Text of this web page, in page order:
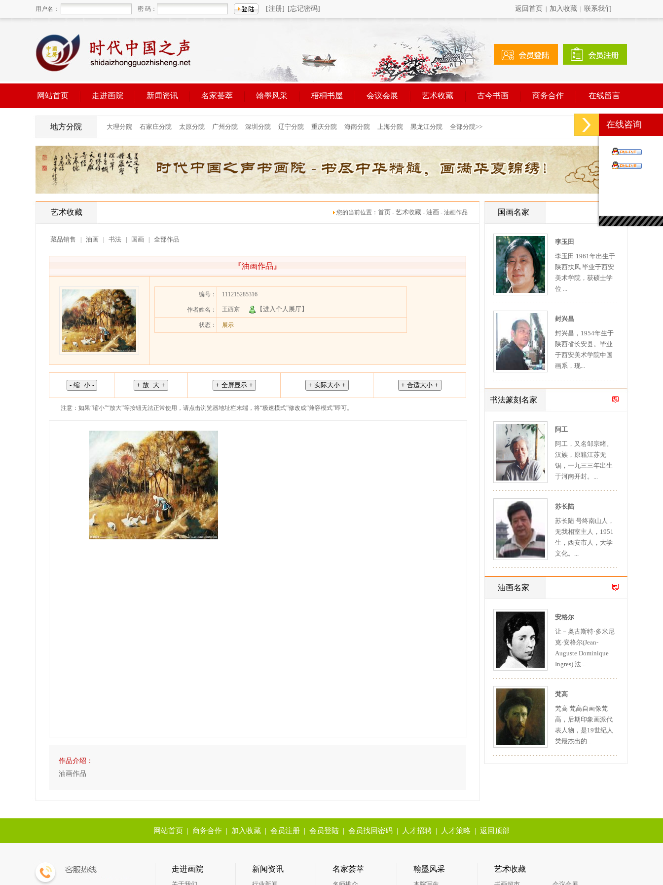
用户名： 密 码： [注册] [忘记密码] 返回首页 加入收藏 联系我们
网站首页 走进画院 新闻资讯 名家荟萃 翰墨风采 梧桐书屋 会议会展 艺术收藏 古今书画 商务合作 在线留言
地方分院
艺术收藏 您的当前位置： 首页 - 艺术收藏 - 油画 - 油画作品
藏品销售 油画 书法 国画 全部作品
『油画作品』
编号： 111215285316
作者姓名： 王西京 【进入个人展厅】
状态： 展示
注意：如果“缩小”“放大”等按钮无法正常使用，请点击浏览器地址栏末端，将“极速模式”修改成“兼容模式”即可。
作品介绍：
油画作品
国画名家
李玉田
李玉田 1961年出生于
陕西扶风 毕业于西安
美术学院，获硕士学
位 ...
封兴昌
封兴昌，1954年生于
陕西省长安县。毕业
于西安美术学院中国
画系，现...
书法篆刻名家
阿工
阿工，又名邹宗绪。
汉族，原籍江苏无
锡，一九三三年出生
于河南开封。...
苏长陆
苏长陆 号终南山人，
无我相室主人，1951
生，西安市人，大学
文化。...
油画名家
安格尔
让－奥古斯特·多米尼
克·安格尔(Jean-
Auguste Dominique
Ingres) 法...
梵高
梵高 梵高自画像梵
高，后期印象画派代
表人物，是19世纪人
类最杰出的...
网站首页 | 商务合作 | 加入收藏 | 会员注册 | 会员登陆 | 会员找回密码 | 人才招聘 | 人才策略 | 返回顶部
走进画院 新闻资讯 名家荟萃 翰墨风采 艺术收藏
在线咨询